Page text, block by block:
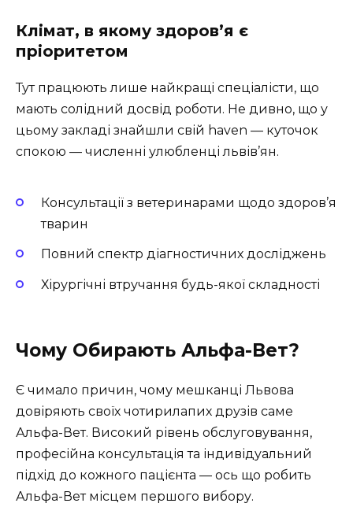
Клімат, в якому здоров’я є
пріоритетом
Тут працюють лише найкращі спеціалісти, що
мають солідний досвід роботи. Не дивно, що у
цьому закладі знайшли свій haven — куточок
спокою — численні улюбленці львів’ян.
Консультації з ветеринарами щодо здоров’я
тварин
Повний спектр діагностичних досліджень
Хірургічні втручання будь-якої складності
Чому Обирають Альфа-Вет?
Є чимало причин, чому мешканці Львова
довіряють своїх чотирилапих друзів саме
Альфа-Вет. Високий рівень обслуговування,
професійна консультація та індивідуальний
підхід до кожного пацієнта — ось що робить
Альфа-Вет місцем першого вибору.